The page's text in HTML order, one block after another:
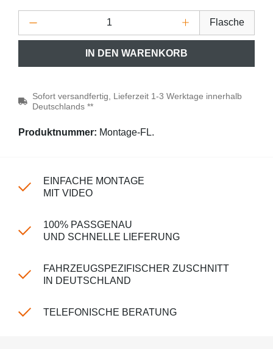
Produkt Anzahl: Gib den gewünschten
Flasche
IN DEN WARENKORB
Sofort versandfertig, Lieferzeit 1-3 Werktage innerhalb
Deutschlands **
Produktnummer: Montage-FL.
EINFACHE MONTAGE
MIT VIDEO
100% PASSGENAU
UND SCHNELLE LIEFERUNG
FAHRZEUGSPEZIFISCHER ZUSCHNITT
IN DEUTSCHLAND
TELEFONISCHE BERATUNG